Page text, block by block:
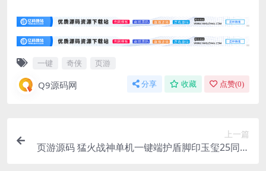
一键 奇侠 页游
Q9源码网 分享 收藏 点赞(0)
上一篇
页游源码 猛火战神单机一键端护盾脚印玉玺25同党